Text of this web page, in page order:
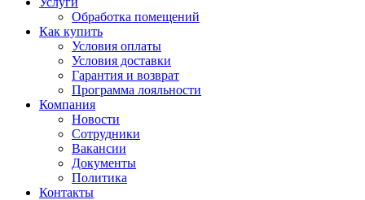
Обработка помещений
Как купить
Условия оплаты
Условия доставки
Гарантия и возврат
Программа лояльности
Компания
Новости
Сотрудники
Вакансии
Документы
Политика
Контакты